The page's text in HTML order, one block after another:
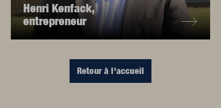
Henri Kenfack,
entrepreneur
Retour à l'accueil